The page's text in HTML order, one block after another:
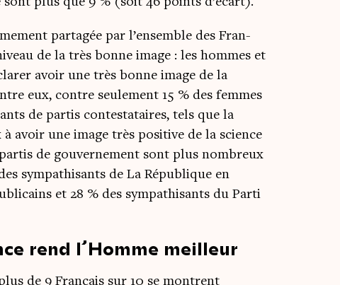
par­ta­gée par l’ensemble des Fran­
de la très bonne image : les hommes et
avoir une très bonne image de la
eux, contre seule­ment 15 % des femmes
de par­tis contes­ta­taires, tels que la
avoir une image très posi­tive de la science
de gou­ver­ne­ment sont plus nom­breux
sym­pa­thi­sants de La Répu­blique en
et 28 % des sym­pa­thi­sants du Par­ti
rend l’Homme meilleur
de 9 Fran­çais sur 10 se montrent